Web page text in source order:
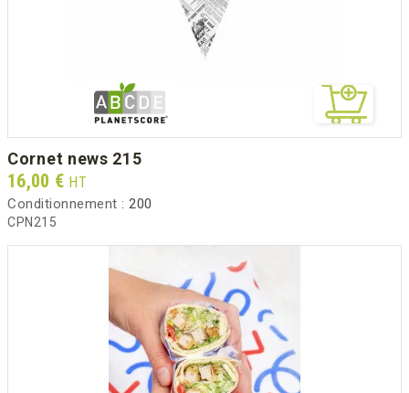
cornet news 215
Prix
16,00 € HT
Conditionnement : 200
CPN215